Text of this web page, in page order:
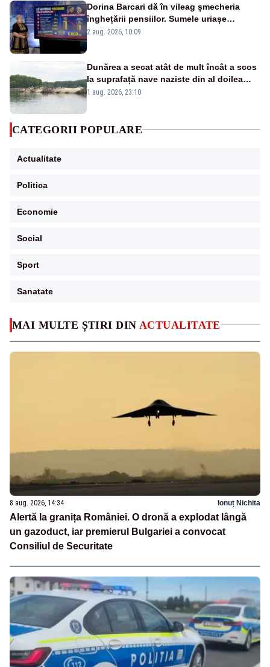
MAI MULTE ȘTIRI DIN ACTUALITATE
8 aug. 2026, 14:34 Ionuț Nichita
Alertă la granița României. O dronă a explodat lângă
un gazoduct, iar premierul Bulgariei a convocat
Consiliul de Securitate
Dorina Barcari dă în vileag șmecheria
înghețării pensiilor. Sumele uriașe
pierdute de fiecare român
2 aug. 2026, 10:09
Dunărea a secat atât de mult încât a scos
la suprafață nave naziste din al doilea
război mondial
1 aug. 2026, 23:10
CATEGORII POPULARE
Actualitate
Politica
Economie
Social
Sport
Sanatate